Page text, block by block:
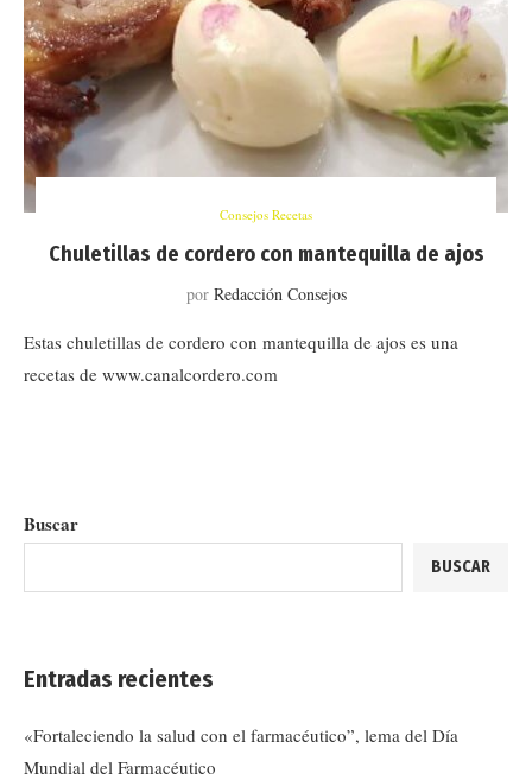
Consejos Recetas
Chuletillas de cordero con mantequilla de ajos
por Redacción Consejos
Estas chuletillas de cordero con mantequilla de ajos es una
recetas de www.canalcordero.com
Buscar
BUSCAR
Entradas recientes
«Fortaleciendo la salud con el farmacéutico”, lema del Día
Mundial del Farmacéutico